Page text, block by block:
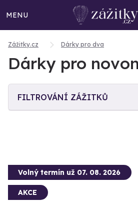
MENU
Zážitky.cz Dárky pro dva
Dárky pro
FILTROVÁNÍ ZÁŽITKŮ
Volný termín už 07. 08. 2026
AKCE